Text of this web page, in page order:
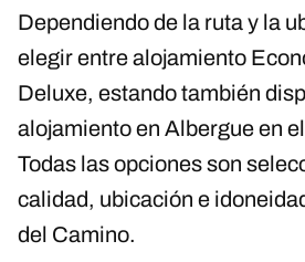
Dependiendo de la ruta y la
elegir entre alojamiento
Deluxe, estando también
alojamiento en Albergue en
Todas las opciones son
calidad, ubicación e
del Camino.